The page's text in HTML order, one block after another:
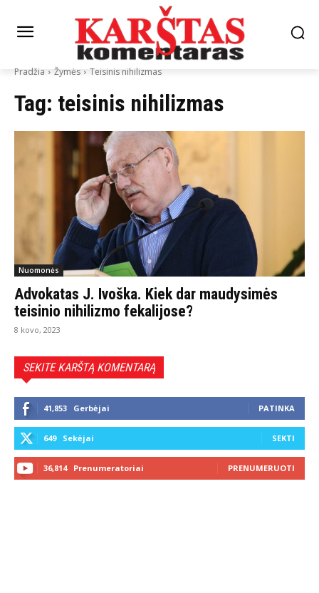
Pradžia Žymės Teisinis nihilizmas
Tag: teisinis nihilizmas
Nuomonės
Advokatas J. Ivoška. Kiek dar maudysimės
teisinio nihilizmo fekalijose?
8 kovo, 2023
SEKITE KARŠTĄ KOMENTARĄ
41,853 Gerbėjai PATINKA
649 Sekėjai SEKTI
36,814 Prenumeratoriai PRENUMERUOTI